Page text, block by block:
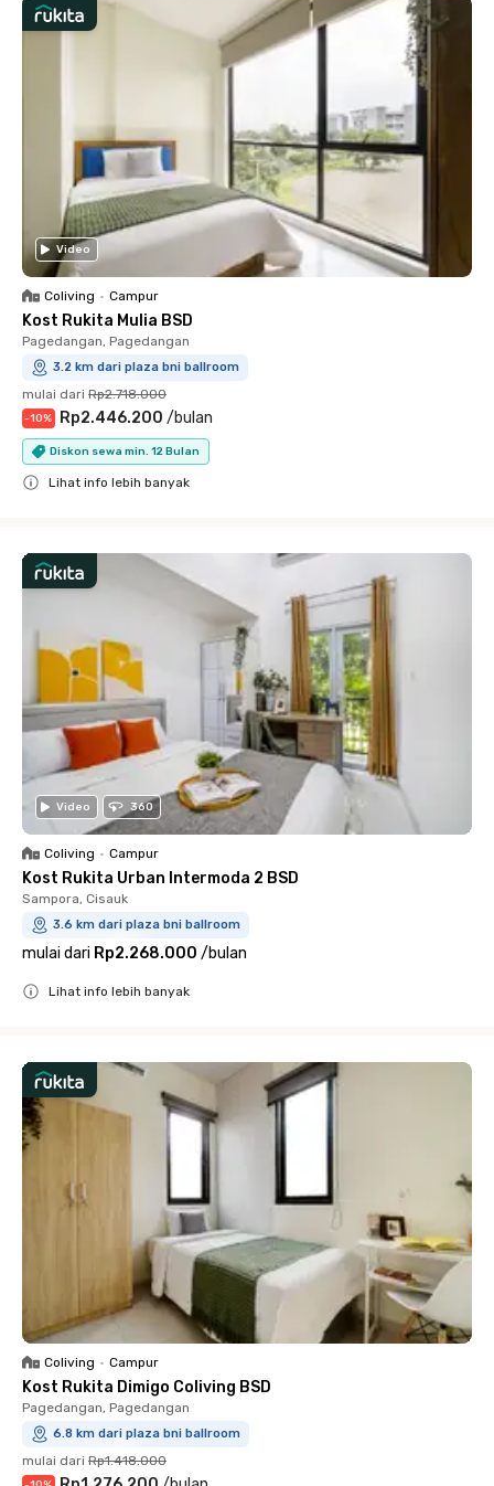
Video
Coliving • Campur
Kost Rukita Mulia BSD
Pagedangan, Pagedangan
3.2 km dari plaza bni ballroom
mulai dari Rp2.718.000
-10% Rp2.446.200 /bulan
Diskon sewa min. 12 Bulan
Lihat info lebih banyak
Video 360
Coliving • Campur
Kost Rukita Urban Intermoda 2 BSD
Sampora, Cisauk
3.6 km dari plaza bni ballroom
mulai dari Rp2.268.000 /bulan
Lihat info lebih banyak
Coliving • Campur
Kost Rukita Dimigo Coliving BSD
Pagedangan, Pagedangan
6.8 km dari plaza bni ballroom
mulai dari Rp1.418.000